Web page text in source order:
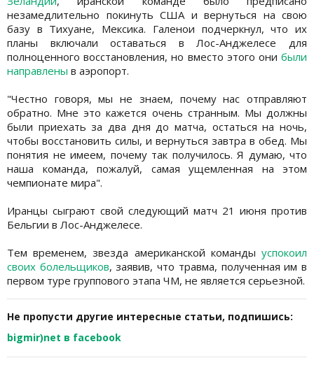
незамедлительно покинуть США и вернуться на свою
базу в Тихуане, Мексика. Галенои подчеркнул, что их
планы включали оставаться в Лос-Анджелесе для
полноценного восстановления, но вместо этого они были
направлены в аэропорт.
"Честно говоря, мы не знаем, почему нас отправляют
обратно. Мне это кажется очень странным. Мы должны
были приехать за два дня до матча, остаться на ночь,
чтобы восстановить силы, и вернуться завтра в обед. Мы
понятия не имеем, почему так получилось. Я думаю, что
наша команда, пожалуй, самая ущемленная на этом
чемпионате мира".
Иранцы сыграют свой следующий матч 21 июня против
Бельгии в Лос-Анджелесе.
Тем временем, звезда американской команды успокоил
своих болельщиков, заявив, что травма, полученная им в
первом туре группового этапа ЧМ, не является серьезной.
Не пропусти другие интересные статьи, подпишись:
bigmir)net в facebook